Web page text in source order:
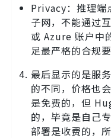
Privacy：推理端
子网，不能通过
或 Azure 账户中
足最严格的合规要
最后显示的是服
的不同，价格也
是免费的，但
的，毕竟是自己
部署是收费的，